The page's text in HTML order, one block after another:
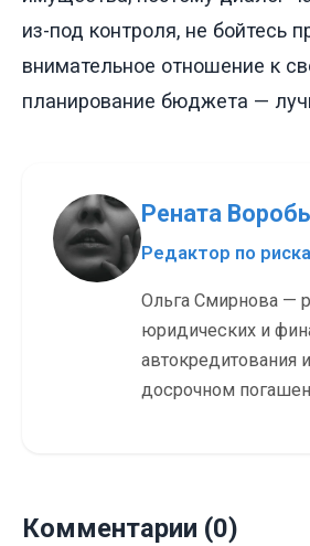
из-под контроля, не бойтесь
внимательное отношение к
планирование бюджета —
Рената
Редактор по
Ольга Смирнова —
юридических и
автокредитования
досрочном
Комментарии (0)